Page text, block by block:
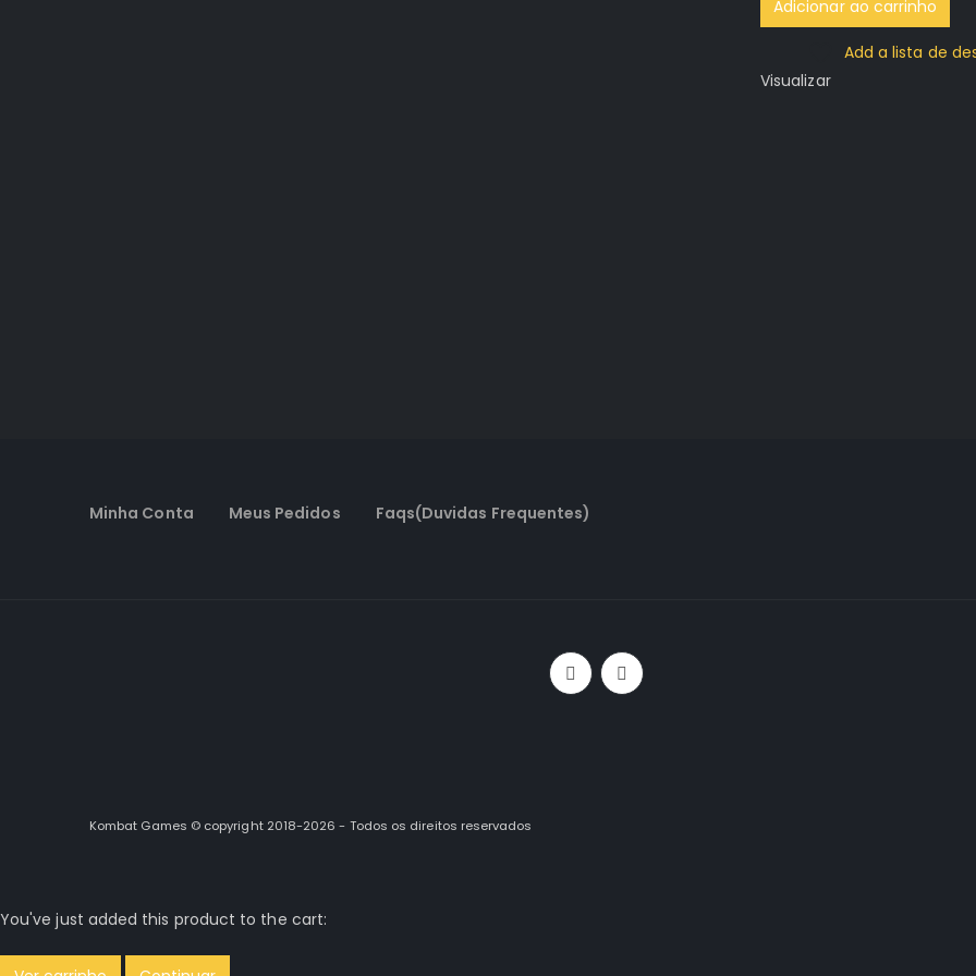
Adicionar ao carrinho
Add a lista de
Visualizar
Minha Conta Meus Pedidos Faqs(Duvidas Frequentes)
Kombat Games © copyright 2018-2026 - Todos os direitos reservados
You've just added this product to the cart: